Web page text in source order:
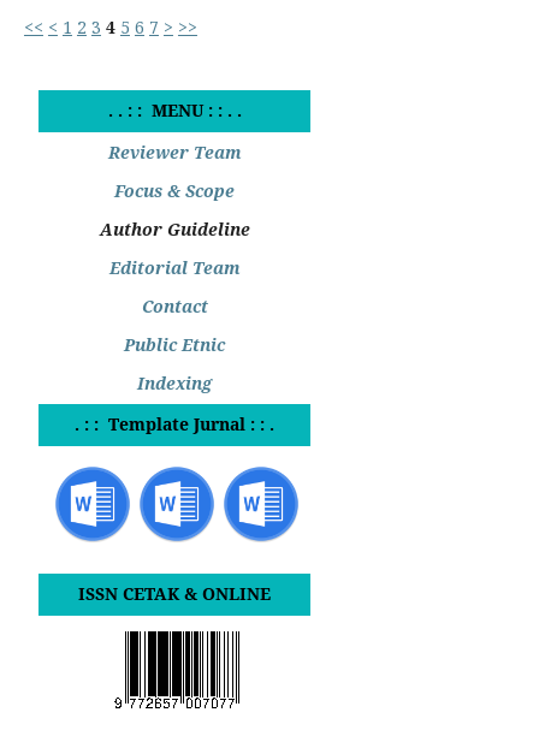
<< < 1 2 3 4 5 6 7 > >>
. . : : MENU : : . .
Reviewer Team
Focus & Scope
Author Guideline
Editorial Team
Contact
Public Etnic
Indexing
. : : Template Jurnal : : .
ISSN CETAK & ONLINE